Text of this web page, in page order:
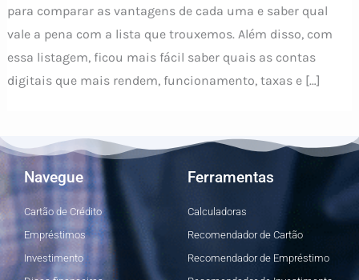
para comparar as vantagens de cada uma e saber qual
vale a pena com a lista que trouxemos. Além disso, com
essa listagem, ficou mais fácil saber quais as contas
digitais que mais rendem, funcionamento, taxas e […]
Navegue
Cartão de Crédito
Empréstimos
Investimento
Ferramentas
Calculadoras
Recomendador de Cartão
Recomendador de Empréstimo